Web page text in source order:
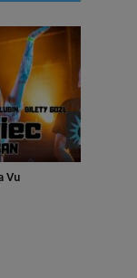
Vu